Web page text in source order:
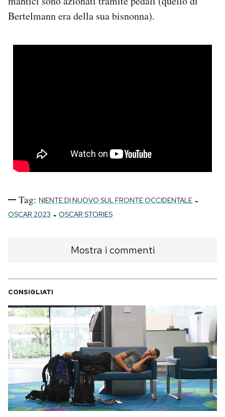
Bertelmann era della sua bisnonna).
Tag: NIENTE DI NUOVO SUL FRONTE OCCIDENTALE -
OSCAR 2023 - OSCAR STORIES
Mostra i commenti
CONSIGLIATI